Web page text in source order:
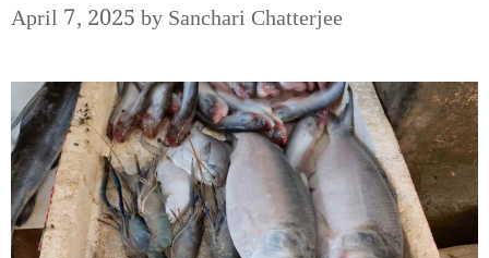
April 7, 2025bySanchari Chatterjee